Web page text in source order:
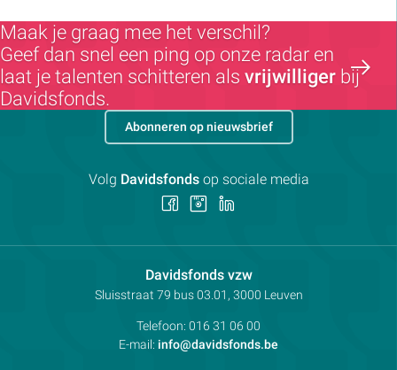
Maak je graag mee het verschil?
Geef dan snel een ping op onze radar en
laat je talenten schitteren als vrijwilliger bij
Davidsfonds.
Davidsfonds vzwContactpersoon:
Adres:
Sluisstraat 79 bus 03.01, 3000 Leuven
Telefoon: 016 31 06 00
E-mail: info@davidsfonds.be
Abonneren op nieuwsbrief
Volg Davidsfondsop sociale media
Volg Volg